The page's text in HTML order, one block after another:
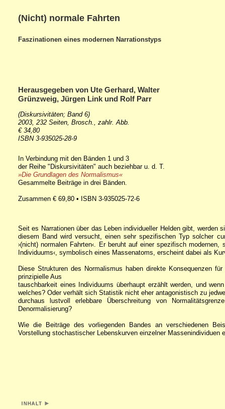
(Nicht) normale Fahrten
Faszinationen eines modernen Narrationstyps
Herausgegeben von Ute Gerhard, Walter
Grünzweig, Jürgen Link und Rolf Parr
(Diskursivitäten; Band 6)
2003, 232 Seiten, Brosch., zahlr. Abb.
€ 34,80
ISBN 3-935025-28-9
In Verbindung mit den Bänden 1 und 3
der Reihe "Diskursivitäten" auch beziehbar u. d. T.
»Die Grundlagen des Normalismus«
Gesammelte Beiträge in drei Bänden.
Zusammen € 69,80 • ISBN 3-935025-72-6
Seit es Narrationen über das Leben individueller Helden gibt, werden
diesem Band wird versucht, einen sehr spezifischen Typ solcher
›(nicht) normalen Fahrten‹. Er beruht auf einer spezifisch modernen,
Individuums‹, symbolisch eines Massenatoms, erscheint dabei als
Diese Strukturen des Normalismus haben direkte Konsequenzen
prinzipielle Aus
tauschbarkeit eines Individuums überhaupt erzählt werden, und
welches? Oder verhält sich Statistik nicht eher antagonistisch zu
durchaus lustvoll erlebbare Überschreitung von
Denormalisierung?
Wie die Beiträge des vorliegenden Bandes an verschiedenen
Vorstellung stochastischer Lebenskurven einzelner